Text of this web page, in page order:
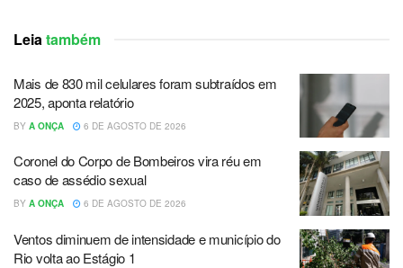
Leiatambém
Mais de 830 mil celulares foram subtraídos em
2025, aponta relatório
BY A ONÇA 6 DE AGOSTO DE 2026
Coronel do Corpo de Bombeiros vira réu em
caso de assédio sexual
BY A ONÇA 6 DE AGOSTO DE 2026
Ventos diminuem de intensidade e município do
Rio volta ao Estágio 1